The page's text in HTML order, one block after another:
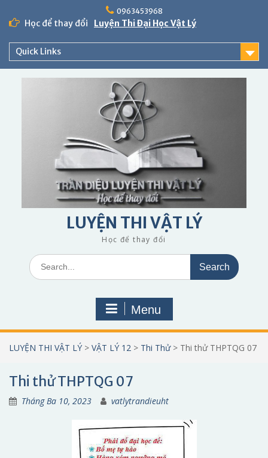
content
0963453968
Học để thay đổi Luyện Thi Đại Học Vật Lý
Quick Links
LUYỆN THI VẬT LÝ
Học để thay đổi
Search
for:
Menu
LUYỆN THI VẬT LÝ > VẬT LÝ 12 > Thi Thử> Thi thử THPTQG 07
Thi thử THPTQG 07
Tháng Ba 10, 2023 vatlytrandieuht